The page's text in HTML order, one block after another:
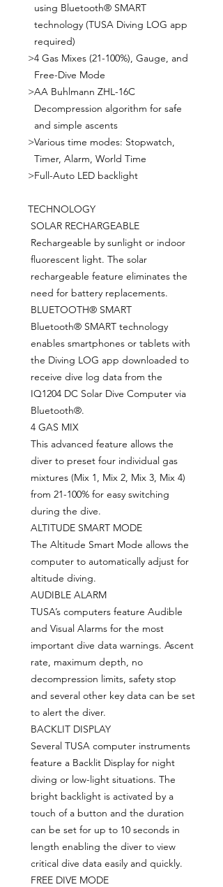
using Bluetooth® SMART
technology (TUSA Diving LOG app
required)
>4 Gas Mixes (21-100%), Gauge, and
Free-Dive Mode
>AA Buhlmann ZHL-16C
Decompression algorithm for safe
and simple ascents
>Various time modes: Stopwatch,
Timer, Alarm, World Time
>Full-Auto LED backlight
TECHNOLOGY
SOLAR RECHARGEABLE
Rechargeable by sunlight or indoor
fluorescent light. The solar
rechargeable feature eliminates the
need for battery replacements.
BLUETOOTH® SMART
Bluetooth® SMART technology
enables smartphones or tablets with
the Diving LOG app downloaded to
receive dive log data from the
IQ1204 DC Solar Dive Computer via
Bluetooth®.
4 GAS MIX
This advanced feature allows the
diver to preset four individual gas
mixtures (Mix 1, Mix 2, Mix 3, Mix 4)
from 21-100% for easy switching
during the dive.
ALTITUDE SMART MODE
The Altitude Smart Mode allows the
computer to automatically adjust for
altitude diving.
AUDIBLE ALARM
TUSA’s computers feature Audible
and Visual Alarms for the most
important dive data warnings. Ascent
rate, maximum depth, no
decompression limits, safety stop
and several other key data can be set
to alert the diver.
BACKLIT DISPLAY
Several TUSA computer instruments
feature a Backlit Display for night
diving or low-light situations. The
bright backlight is activated by a
touch of a button and the duration
can be set for up to 10 seconds in
length enabling the diver to view
critical dive data easily and quickly.
FREE DIVE MODE